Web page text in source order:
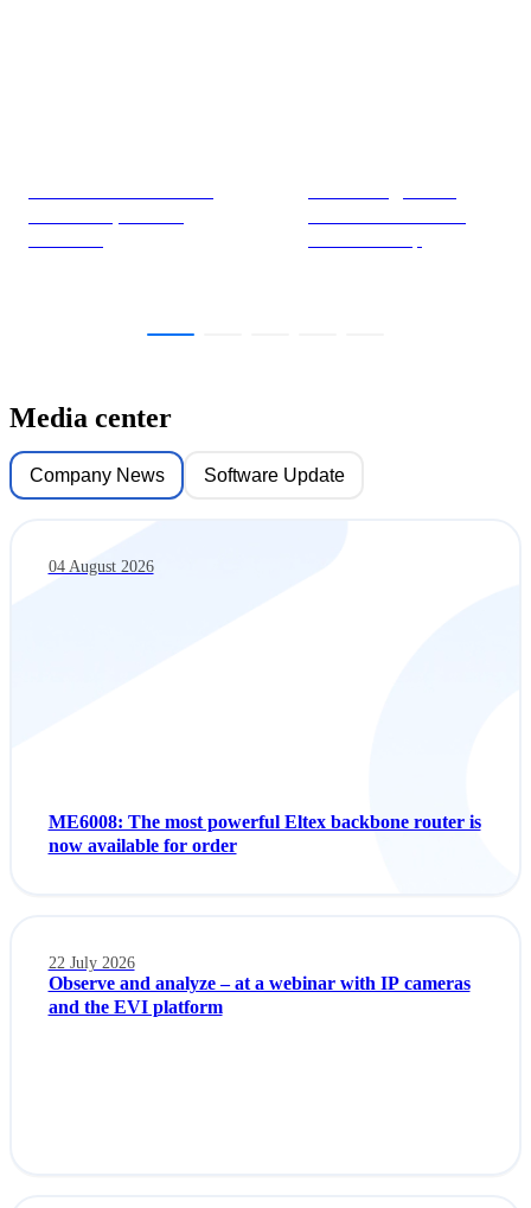
Media center
Company News Software Update
04 August 2026
ME6008: The most powerful Eltex backbone router is
now available for order
22 July 2026
Observe and analyze – at a webinar with IP cameras
and the EVI platform